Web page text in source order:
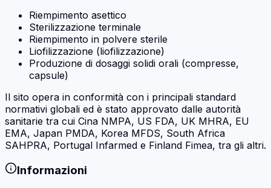
Riempimento asettico
Sterilizzazione terminale
Riempimento in polvere sterile
Liofilizzazione (liofilizzazione)
Produzione di dosaggi solidi orali (compresse,
capsule)
Il sito opera in conformità con i principali standard
normativi globali ed è stato approvato dalle autorità
sanitarie tra cui Cina NMPA, US FDA, UK MHRA, EU
EMA, Japan PMDA, Korea MFDS, South Africa
SAHPRA, Portugal Infarmed e Finland Fimea, tra gli altri.
Informazioni